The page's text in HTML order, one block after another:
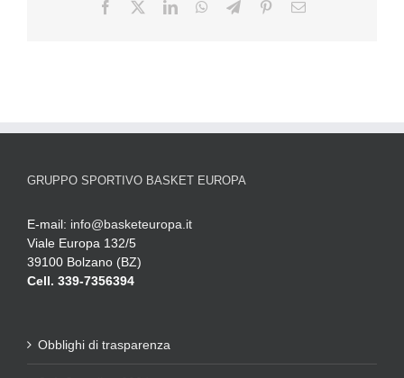
GRUPPO SPORTIVO BASKET EUROPA
E-mail: info@basketeuropa.it
Viale Europa 132/5
39100 Bolzano (BZ)
Cell. 339-7356394
Obblighi di trasparenza